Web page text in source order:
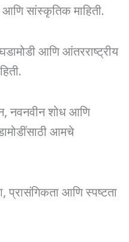
सांस्कृतिक माहिती.
आणि आंतरराष्ट्रीय
नवनवीन शोध आणि
आमचे
प्रासंगिकता आणि स्पष्टता